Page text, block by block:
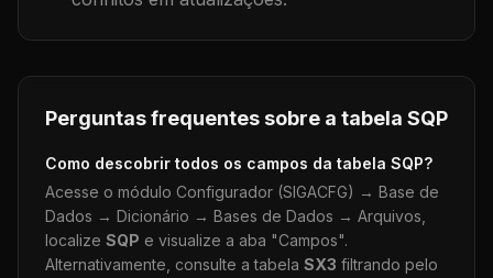
Perguntas frequentes sobre a tabela SQP
Como descobrir todos os campos da tabela SQP?
Acesse o módulo Configurador (SIGACFG) → Base de
Dados → Dicionário → Bases de Dados → Arquivos,
localize SQP e visualize a aba "Campos".
Alternativamente, consulte a tabela SX3 filtrando pelo